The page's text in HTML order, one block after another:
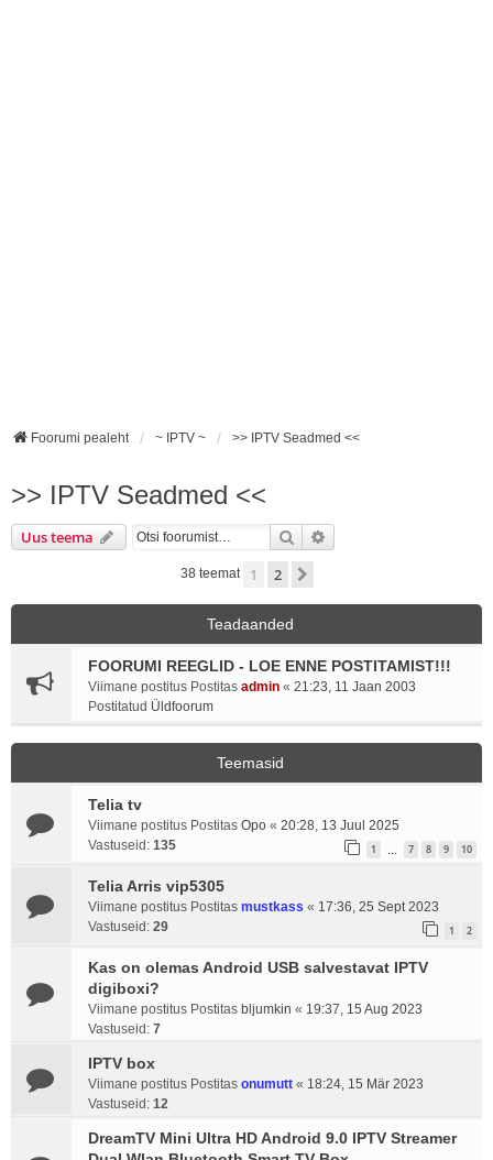
Foorumi pealeht ~ IPTV ~ >> IPTV Seadmed <<
>> IPTV Seadmed <<
Uus teema Otsi
38 teemat 1 2
Teadaanded
FOORUMI REEGLID - LOE ENNE POSTITAMIST!!!
Viimane postitus Postitas admin « 21:23, 11 Jaan 2003
Postitatud Üldfoorum
Teemasid
Telia tv
Viimane postitus Postitas Opo « 20:28, 13 Juul 2025
Vastuseid: 135 1 7 8 9 10
Telia Arris vip5305
Viimane postitus Postitas mustkass « 17:36, 25 Sept 2023
Vastuseid: 29 1 2
Kas on olemas Android USB salvestavat IPTV
digiboxi?
Viimane postitus Postitas bljumkin « 19:37, 15 Aug 2023
Vastuseid: 7
IPTV box
Viimane postitus Postitas onumutt « 18:24, 15 Mär 2023
Vastuseid: 12
DreamTV Mini Ultra HD Android 9.0 IPTV Streamer